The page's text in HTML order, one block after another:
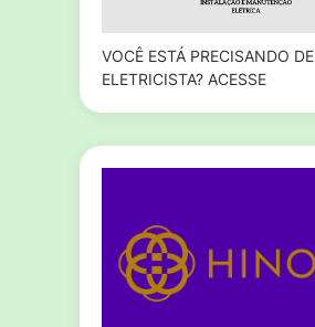
VOCÊ ESTÁ PRECISANDO DE
ELETRICISTA? ACESSE